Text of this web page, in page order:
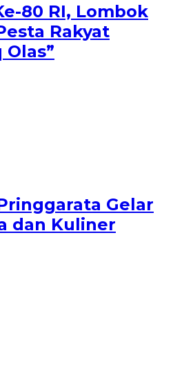
80 RI, Lombok
Rakyat
Gelar
dan Kuliner